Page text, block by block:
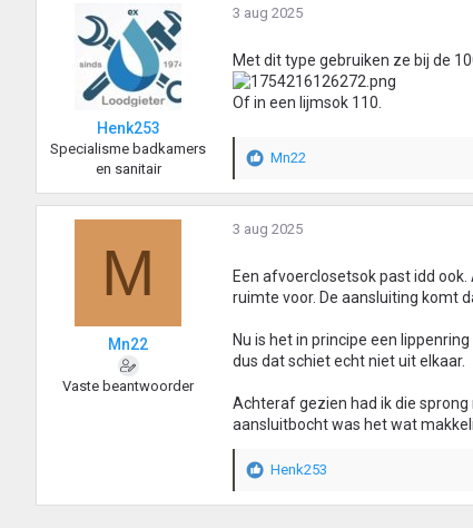
r
r
i
n
e
n
:
Henk253
Specialisme badkamers
en sanitair
3 aug 2025
Met dit type gebruiken ze bij de
Of in een lijmsok 110.
W
a
r
r
i
g
e
:
Mn22
M
Mn22
Vaste beantwoorder
3 aug 2025
Een afvoerclosetsok past idd
ruimte voor. De aansluiting komt
Nu is het in principe een
dus dat schiet echt niet uit elkaar.
Achteraf gezien had ik die sprong
aansluitbocht was het wat
W
Henk253